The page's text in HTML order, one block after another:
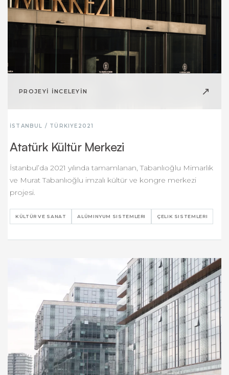
PROJEYİ İNCELEYİN ↗
İSTANBUL / TÜRKIYE 2021
Atatürk Kültür Merkezi
İstanbul’da 2021 yılında tamamlanan, Tabanlıoğlu Mimarlık
ve Murat Tabanlıoğlu imzalı kültür ve kongre merkezi
projesi.
KÜLTÜR VE SANAT ALÜMINYUM SISTEMLERI ÇELIK SISTEMLERI